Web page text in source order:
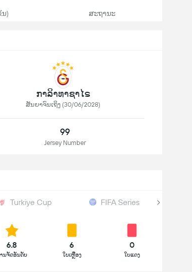
ນ) ສະຖານະ
ກາລິາທາຊາໄຣ
ສັນຍາຈົນເຖິງ (30/06/2028)
99
Jersey Number
Turkiye Cup FIFA Series
6.8
ນຈັດອັນດັບ
6
ໃບເຫຼືອງ
0
ໃບແດງ